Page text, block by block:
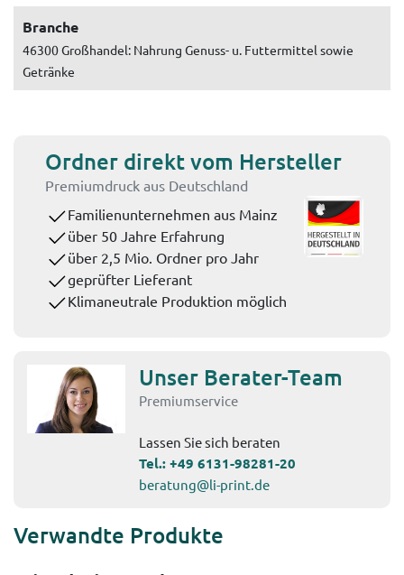
Branche
46300 Großhandel: Nahrung Genuss- u. Futtermittel sowie
Getränke
Ordner direkt vom Hersteller
Premiumdruck aus Deutschland
Familienunternehmen aus Mainz
über 50 Jahre Erfahrung
über 2,5 Mio. Ordner pro Jahr
geprüfter Lieferant
Klimaneutrale Produktion möglich
Unser Berater-Team
Premiumservice
Lassen Sie sich beraten
Tel.:+49 6131-98281-20
beratung@li-print.de
Verwandte Produkte